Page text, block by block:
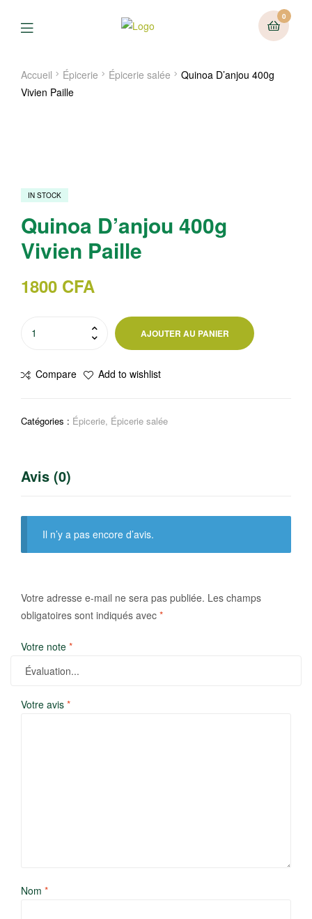
0
Menu
Accueil Épicerie Épicerie salée
Quinoa D’anjou 400g
Vivien Paille
IN STOCK
Quinoa D’anjou 400g
Vivien Paille
1800 CFA
D’anjou
Paille
AJOUTER AU PANIER
Compare Add to wishlist
Catégories : Épicerie, Épicerie salée
Avis (0)
Il n’y a pas encore d’avis.
Votre adresse e-mail ne sera pas publiée. Les champs
obligatoires sont indiqués avec *
Votre note *
Votre avis *
Nom *